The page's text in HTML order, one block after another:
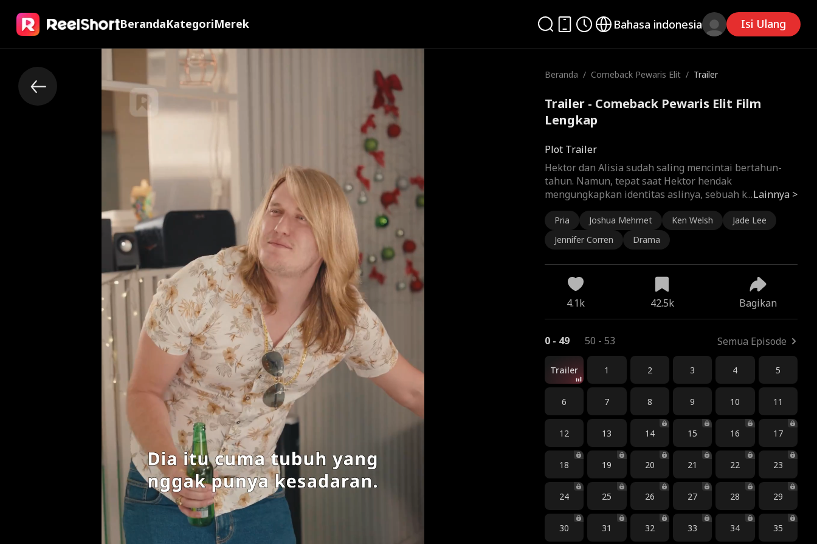
BerandaKategoriMerek Bahasa indonesia Isi Ulang
Beranda / Comeback Pewaris Elit / Trailer
Trailer - Comeback Pewaris Elit Film
Lengkap
Plot Trailer
Lainnya >
Hektor dan Alisia sudah saling mencintai bertahun-
tahun. Namun, tepat saat Hektor hendak
mengungkapkan identitas aslinya, sebuah k...
Pria Joshua Mehmet Ken Welsh
Jade Lee
Jennifer Corren
Drama
4.1k 42.5k Bagikan
0 - 49 50 - 53 Semua Episode
Trailer 1 2 3 4 5
6 7 8 9 10 11
12 13 14 15 16 17
18 19 20 21 22 23
24 25 26 27 28 29
30 31 32 33 34 35